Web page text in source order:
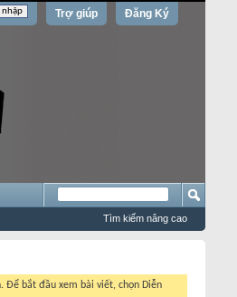
Đăng Ký
Trợ giúp
Tìm kiếm nâng cao
Để bắt đầu xem bài viết, chọn Diễn